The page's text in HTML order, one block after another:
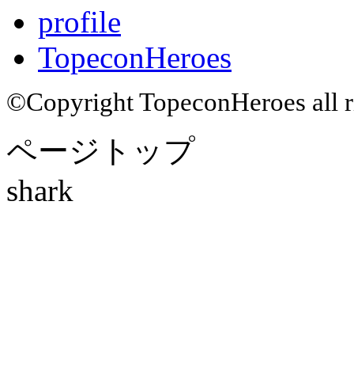
profile
TopeconHeroes
©Copyright TopeconHeroes all
ページトップ
shark